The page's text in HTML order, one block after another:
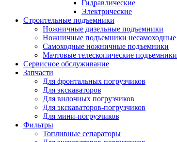
Гидравлические
Электрические
Строительные подъемники
Ножничные дизельные подъемники
Ножничные подъемники несамоходные
Самоходные ножничные подъемники
Мачтовые телескопические подъемники
Сервисное обслуживание
Запчасти
Для фронтальных погрузчиков
Для экскаваторов
Для вилочных погрузчиков
Для экскаваторов-погрузчиков
Для мини-погрузчиков
Фильтры
Топливные сепараторы